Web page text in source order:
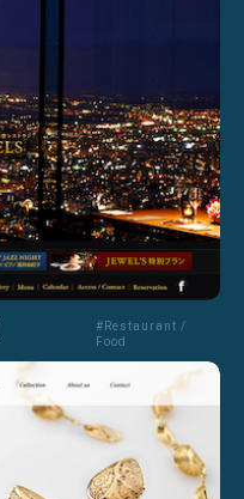
#Restaurant /
Food